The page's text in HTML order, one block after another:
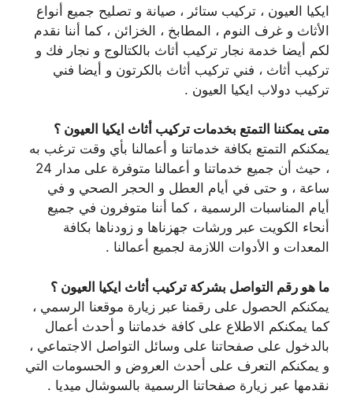
ايكيا العيون ، تركيب ستائر ، صيانة و تصليح جميع أنواع
الأثاث و غرف النوم ، المطابخ ، الخزائن ، كما أننا نقدم
لكم أيضا خدمة نجار تركيب أثاث بالكتالوج و نجار فك و
تركيب أثاث ، فني تركيب أثاث بالكرتون و أيضا فني
تركيب دولاب ايكيا العيون .
متى يمكننا التمتع بخدمات تركيب أثاث ايكيا العيون ؟
يمكنكم التمتع بكافة خدماتنا و أعمالنا بأي وقت ترغب به
، حيث أن جميع خدماتنا و أعمالنا متوفرة على مدار 24
ساعة ، و حتى في أيام العطل و الحجر الصحي و في
أيام المناسبات الرسمية ، كما أننا متوفرون في جميع
أنحاء الكويت عبر ورشات جهزناها و زودناها بكافة
المعدات و الأدوات اللازمة لجميع أعمالنا .
ما هو رقم التواصل بشركة تركيب أثاث ايكيا العيون ؟
يمكنكم الحصول على رقمنا عبر زيارة موقعنا الرسمي ،
كما يمكنكم الاطلاع على كافة خدماتنا و أحدث أعمال
بالدخول على صفحاتنا على وسائل التواصل الاجتماعي ،
و يمكنكم التعرف على أحدث العروض و الحسومات التي
نقدمها عبر زيارة صفحاتنا الرسمية بالسوشال ميديا .